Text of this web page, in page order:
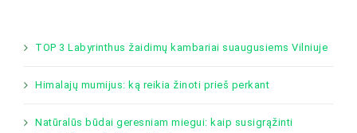
TOP 3 Labyrinthus žaidimų kambariai suaugusiems Vilniuje
Himalajų mumijus: ką reikia žinoti prieš perkant
Natūralūs būdai geresniam miegui: kaip susigrąžinti